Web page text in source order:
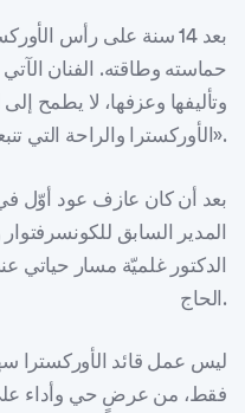
بعد 14 سنة على رأس
حماسته وطاقته. الفنان
وتأليفها وعزفها، لا يطمح
الأوركسترا والراحة التي تنبعث منها».
بعد أن كان عازف عود أوّل
المدير السابق
الدكتور غلميّة مسار حياتي
الحاج.
ليس عمل قائد الأوركسترا
فقط، من عرضٍ حي وأداء